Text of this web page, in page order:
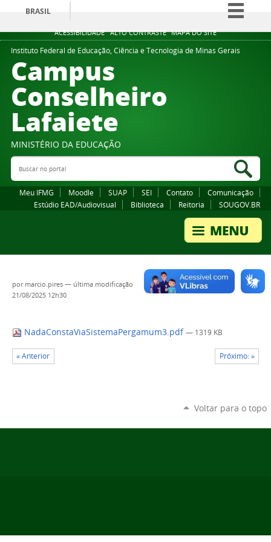
ACESSIBILIDADE ALTO CONTRASTE MAPA DO SITE
BRASIL
Simplifique!
Comunica BR
Instituto Federal de Educação, Ciência e Tecnologia de Minas Gerais
Campus
Conselheiro
Lafaiete
MINISTÉRIO DA EDUCAÇÃO
Buscar no portal
Meu IFMG Moodle SUAP SEI Contato
Comunicação
Estúdio EAD/Audiovisual
Biblioteca Reitoria SOUGOV.BR
por marcio.pires — última modificação
21/08/2025 12h30
NadaConstaViaSistemaPergamum3.pdf — 1319 KB
« Anterior Próximo: »
Voltar para o topo